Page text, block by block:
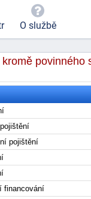
povinného
pojištění
financování
O službě